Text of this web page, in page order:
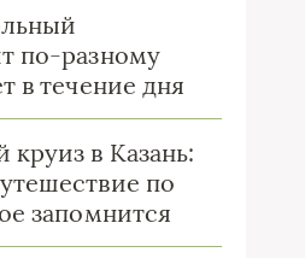
по-разному
в течение дня
в Казань:
по
запомнится